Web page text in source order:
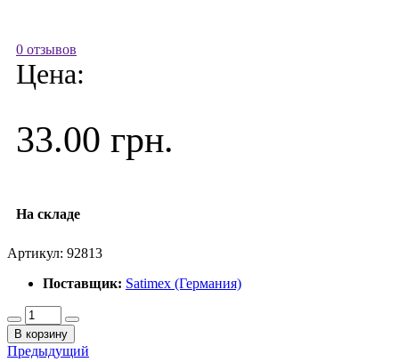
0 отзывов
Цена:
33.00 грн.
На складе
Артикул: 92813
Поставщик: Satimex (Германия)
В корзину
Предыдущий